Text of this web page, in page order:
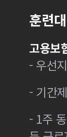
훈련
고용보
- 우선
- 기간
- 1주